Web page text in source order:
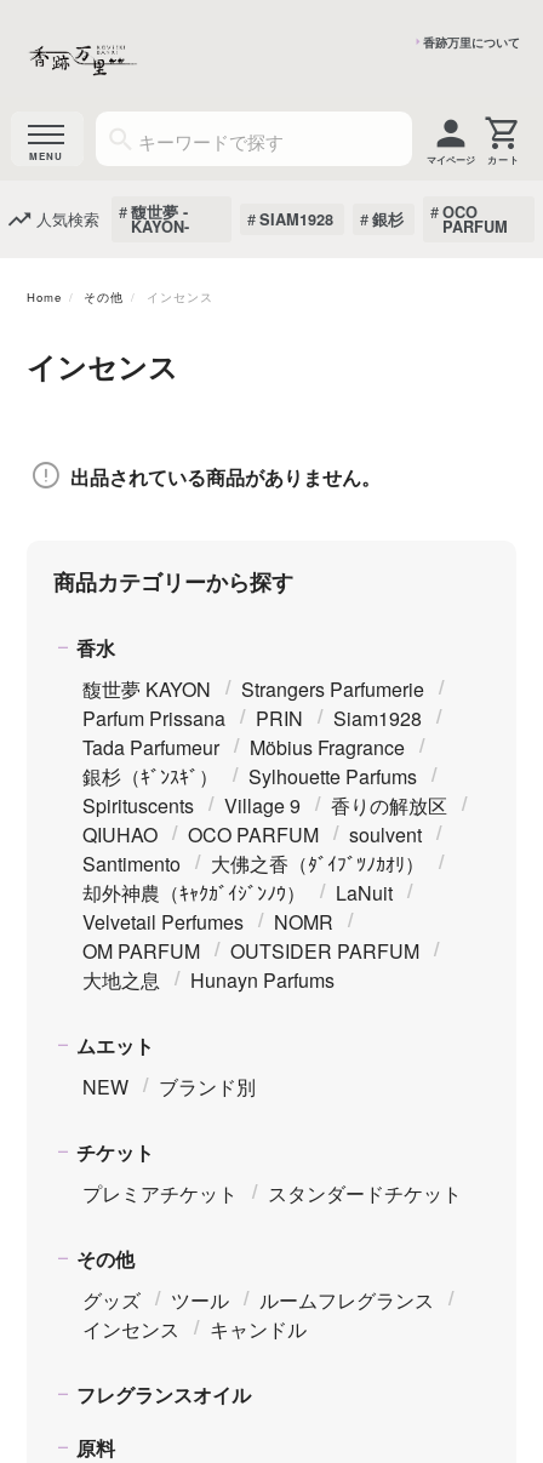
香跡万里について
マイページ
人気検索 馥世夢 -
KAYON- SIAM1928 銀杉 OCO
PARFUM
Home その他 インセンス
インセンス
出品されている商品がありません。
商品カテゴリーから探す
香水
馥世夢 KAYON
Strangers Parfumerie
Parfum Prissana
PRIN
Siam1928
Tada Parfumeur
Möbius Fragrance
銀杉（ｷﾞﾝｽｷﾞ）
Sylhouette Parfums
Spirituscents
Village 9
香りの解放区
QIUHAO
OCO PARFUM
soulvent
Santimento
大佛之香（ﾀﾞｲﾌﾞﾂﾉｶｵﾘ）
却外神農（ｷｬｸｶﾞｲｼﾞﾝﾉｳ）
LaNuit
Velvetail Perfumes
NOMR
OM PARFUM
OUTSIDER PARFUM
大地之息
Hunayn Parfums
ムエット
NEW
ブランド別
チケット
プレミアチケット
スタンダードチケット
その他
グッズ
ツール
ルームフレグランス
インセンス
キャンドル
フレグランスオイル
原料